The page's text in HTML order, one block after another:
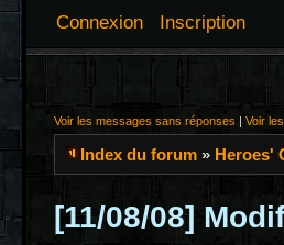
Connexion Inscription
Voir les messages sans réponses | Voir
Index du forum » Heroes'
[11/08/08]